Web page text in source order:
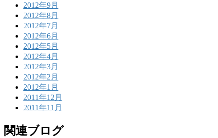
2012年9月
2012年8月
2012年7月
2012年6月
2012年5月
2012年4月
2012年3月
2012年2月
2012年1月
2011年12月
2011年11月
関連ブログ